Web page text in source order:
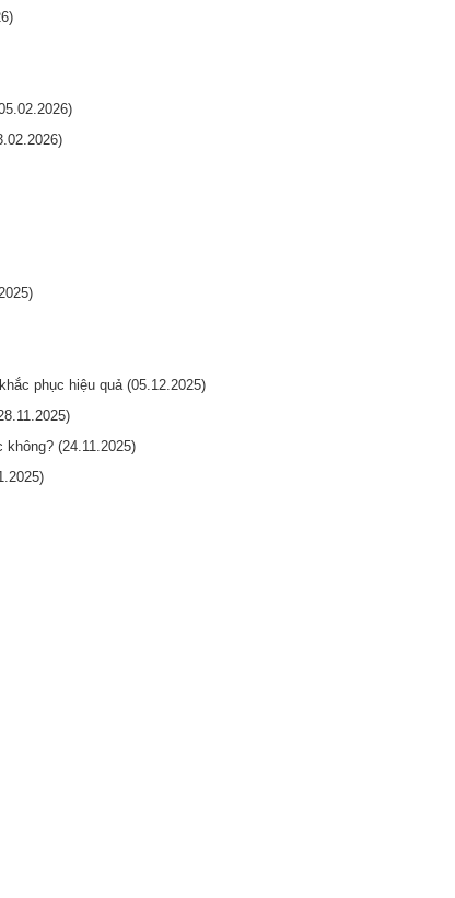
phục hiệu quả (05.12.2025)
(24.11.2025)